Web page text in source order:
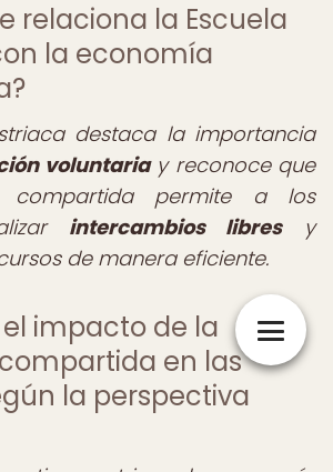
relaciona la Escuela
la economía
destaca la importancia
voluntariay reconoce que
compartida permite a los
intercambios libresy
de manera eficiente.
el impacto de la
en las
la perspectiva